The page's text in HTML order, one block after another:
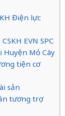
Điện lực
EVN SPC
Huyện Mỏ Cày
tiện cơ
sản
tương trợ